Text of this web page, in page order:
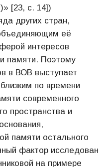
[23, с. 14])
других стран,
её
интересов
памяти. Поэтому
в ВОВ выступает
по времени
современного
пространства и
памяти остального
фактор исследован
на примере